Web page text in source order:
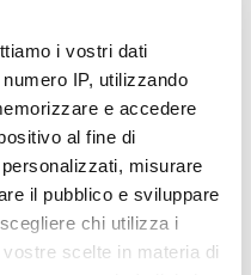
i vostri dati
IP, utilizzando
e accedere
al fine di
misurare
il pubblico e sviluppare
chi utilizza i
scelte in materia di